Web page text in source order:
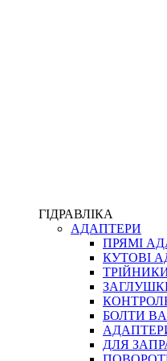
ФІТИНГИ
АКСЕСУАРИ
ТРУБКИ ТА
ФІТИНГИ ГІДРАВЛІЧНІ
ФІТИНГИ
ЗАХИСТ РУКАВІВ
ФІТИНГИ KARCHER
ФІТИНГИ НА ПІДЙОМ
КОНЕКТОРИ
ГІДРАВЛІКА
АДАПТЕРИ
ПРЯМІ
КУТОВІ
БОЛТИ
ДЛЯ